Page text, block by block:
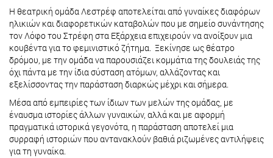
Η θεατρική ομάδα Λεστρέφ αποτελείται από γυναίκες διαφόρων
ηλικιών και διαφορετικών καταβολών που με σημείο συνάντησης
τον Λόφο του Στρέφη στα Εξάρχεια επιχειρούν να ανοίξουν μια
κουβέντα για το φεμινιστικό ζήτημα. Ξεκίνησε ως θέατρο
δρόμου, με την ομάδα να παρουσιάζει κομμάτια της δουλειάς της
όχι πάντα με την ίδια σύσταση ατόμων, αλλάζοντας και
εξελίσσοντας την παράσταση διαρκώς μέχρι και σήμερα.
Μέσα από εμπειρίες των ίδιων των μελών της ομάδας, με
έναυσμα ιστορίες άλλων γυναικών, αλλά και με αφορμή
πραγματικά ιστορικά γεγονότα, η παράσταση αποτελεί μια
συρραφή ιστοριών που αντανακλούν βαθιά ριζωμένες αντιλήψεις
για τη γυναίκα.